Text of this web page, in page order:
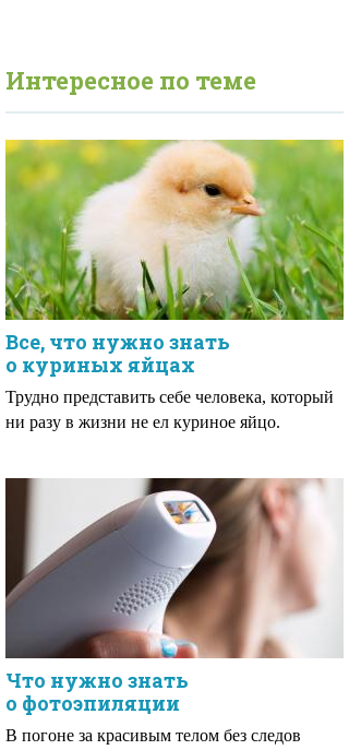
Интересное по теме
Все, что нужно знать
о куриных яйцах
Трудно представить себе человека, который
ни разу в жизни не ел куриное яйцо.
Что нужно знать
о фотоэпиляции
В погоне за красивым телом без следов